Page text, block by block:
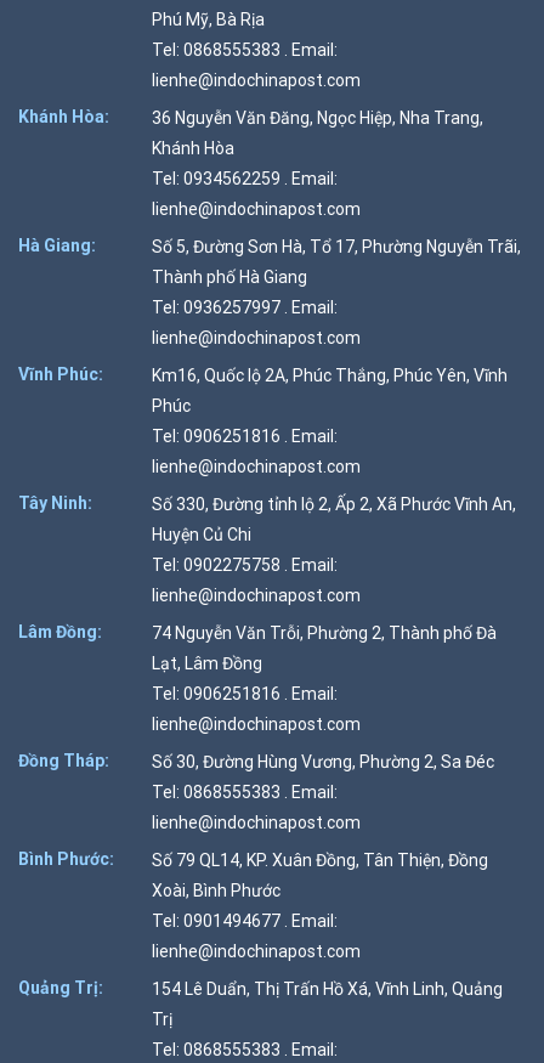
Phú Mỹ, Bà Rịa
Tel: 0868555383 . Email:
lienhe@indochinapost.com
Khánh Hòa:
36 Nguyễn Văn Đăng, Ngọc Hiệp, Nha Trang,
Khánh Hòa
Tel: 0934562259 . Email:
lienhe@indochinapost.com
Hà Giang:
Số 5, Đường Sơn Hà, Tổ 17, Phường Nguyễn Trãi,
Thành phố Hà Giang
Tel: 0936257997 . Email:
lienhe@indochinapost.com
Vĩnh Phúc:
Km16, Quốc lộ 2A, Phúc Thắng, Phúc Yên, Vĩnh
Phúc
Tel: 0906251816 . Email:
lienhe@indochinapost.com
Tây Ninh:
Số 330, Đường tỉnh lộ 2, Ấp 2, Xã Phước Vĩnh An,
Huyện Củ Chi
Tel: 0902275758 . Email:
lienhe@indochinapost.com
Lâm Đồng:
74 Nguyễn Văn Trỗi, Phường 2, Thành phố Đà
Lạt, Lâm Đồng
Tel: 0906251816 . Email:
lienhe@indochinapost.com
Đồng Tháp:
Số 30, Đường Hùng Vương, Phường 2, Sa Đéc
Tel: 0868555383 . Email:
lienhe@indochinapost.com
Bình Phước:
Số 79 QL14, KP. Xuân Đồng, Tân Thiện, Đồng
Xoài, Bình Phước
Tel: 0901494677 . Email:
lienhe@indochinapost.com
Quảng Trị:
154 Lê Duẩn, Thị Trấn Hồ Xá, Vĩnh Linh, Quảng
Trị
Tel: 0868555383 . Email: